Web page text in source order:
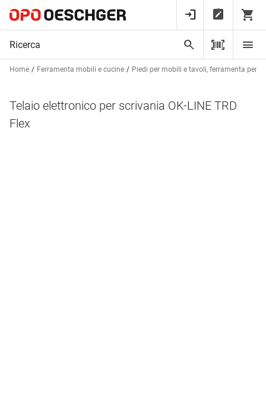
Home Ferramenta mobili e cucine Piedi per mobili e tavoli, ferramenta per
Telaio elettronico per scrivania OK-LINE TRD
Flex